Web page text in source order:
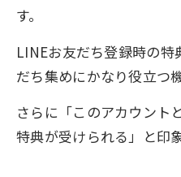
す。
LINEお友だち登録時の特
だち集めにかなり役立つ
さらに「このアカウント
特典が受けられる」と印